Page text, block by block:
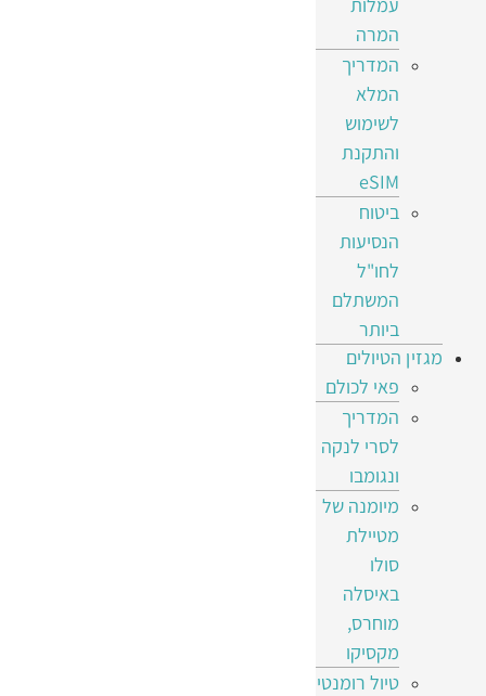
המרה
המדריך
המלא
לשימוש
והתקנת
eSIM
ביטוח
הנסיעות
לחו"ל
המשתלם
ביותר
מגזין הטיולים
פאי לכולם
המדריך
לסרי לנקה
ונגומבו
מיומנה של
מטיילת
סולו
באיסלה
מוחרס,
מקסיקו
טיול רומנטי